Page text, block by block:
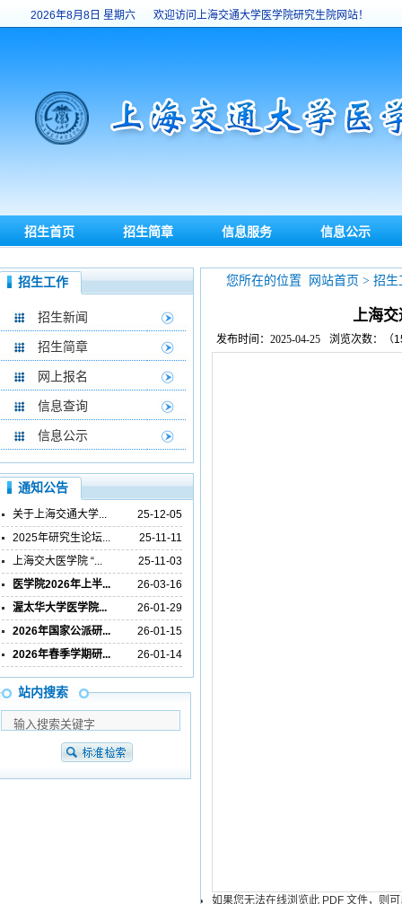
2026年8月8日 星期六 欢迎访问上海交通大学医学院研究生院网站！
招生首页 招生简章 信息服务 信息公示
招生工作
招生新闻
招生简章
网上报名
信息查询
信息公示
上海交
发布时间：2025-04-25 浏览次数：（
如果您无法在线浏览此 PDF 文件，则
您所在的位置 网站首页 > 招
通知公告
关于上海交通大学...
25-12-05
2025年研究生论坛...
25-11-11
上海交大医学院 “...
25-11-03
医学院2026年上半...
26-03-16
渥太华大学医学院...
26-01-29
2026年国家公派研...
26-01-15
2026年春季学期研...
26-01-14
站内搜索